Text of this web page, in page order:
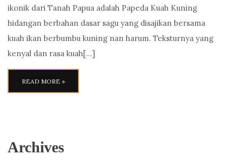
ikonik dari Tanah Papua adalah Papeda Kuah Kuning
hidangan berbahan dasar sagu yang disajikan bersama
kuah ikan berbumbu kuning nan harum. Teksturnya yang
kenyal dan rasa kuah[…]
READ MORE »
Archives